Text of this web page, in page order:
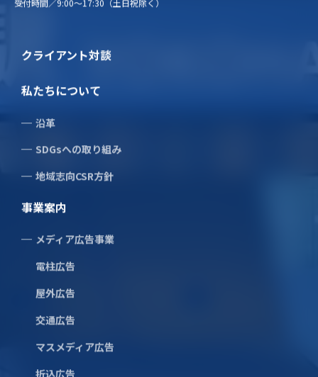
受付時間／9:00〜17:30（土日祝除く）
クライアント対談
私たちについて
沿革
SDGsへの取り組み
地域志向CSR方針
事業案内
メディア広告事業
電柱広告
屋外広告
交通広告
マスメディア広告
折込広告
〒231-0014
Tel.045-681-2831
Tel.0120-894-990
お問い合わせ
私たちについて